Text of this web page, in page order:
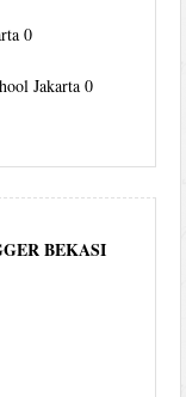
0
Jakarta 0
BEKASI